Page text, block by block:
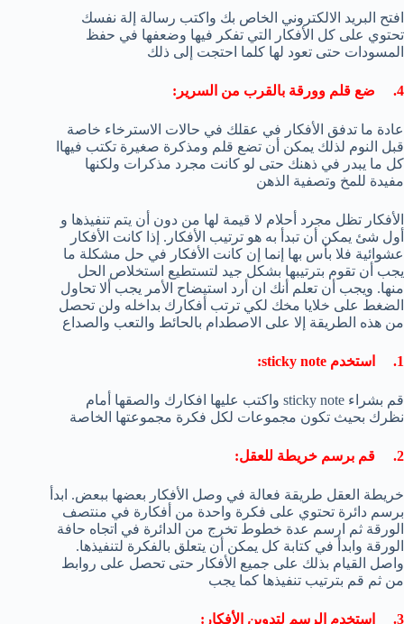
افتح البريد الالكتروني الخاص بك واكتب رسالة إلة نفسك
تحتوي على كل الأفكار التي تفكر فيها وضعفها في حفظ
المسودات حتى تعود لها كلما احتجت إلى ذلك
4. ضع قلم وورقة بالقرب من السرير:
عادة ما تدفق الأفكار في عقلك في حالات الاسترخاء خاصة
قبل النوم لذلك يمكن أن تضع قلم ومذكرة صغيرة تكتب فيهاا
كل ما يبدر في ذهنك حتى لو كانت مجرد مذكرات ولكنها
مفيدة للمخ وتصفية الذهن
الأفكار تظل مجرد أحلام لا قيمة لها من دون أن يتم تنفيذها و
أول شئ يمكن أن تبدأ به هو ترتيب الأفكار. إذا كانت الأفكار
عشوائية فلا بأس بها إنما إن كانت الأفكار في حل مشكلة ما
يجب أن تقوم بترتيبها بشكل جيد لتستطيع استخلاص الحل
منها. ويجب أن تعلم أنك ان أرد استيضاح الأمر يجب ألا تحاول
الضغط على خلايا مخك لكي ترتب أفكارك بداخله ولن تحصل
من هذه الطريقة إلا على الاصطدام بالحائط والتعب والصداع
1. استخدم sticky note:
قم بشراء sticky note واكتب عليها افكارك والصقها أمام
نظرك بحيث تكون مجموعات لكل فكرة مجموعتها الخاصة
2. قم برسم خريطة للعقل:
خريطة العقل طريقة فعالة في وصل الأفكار بعضها ببعض. ابدأ
برسم دائرة تحتوي على فكرة واحدة من أفكارة في منتصف
الورقة ثم ارسم عدة خطوط تخرج من الدائرة في اتجاه حافة
الورقة وابدأ في كتابة كل يمكن أن يتعلق بالفكرة لتنفيذها.
واصل القيام بذلك على جميع الأفكار حتى تحصل على روابط
من ثم قم بترتيب تنفيذها كما يجب
3. استخدم الرسم لتدوين الأفكار: